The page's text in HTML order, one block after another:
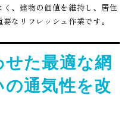
、建物の価値を維持し、居住
なリフレッシュ作業です。
た最適な網
の通気性を改